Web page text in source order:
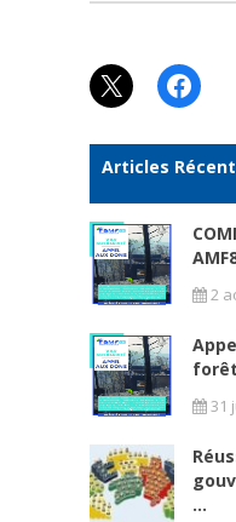
X
Articles
2
forêt
31
...